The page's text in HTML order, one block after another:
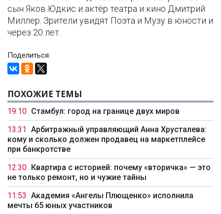
сын Яков Юдкис и актёр театра и кино Дмитрий
Миллер. Зрители увидят Поэта и Музу в юности и
через 20 лет.
Поделиться:
ПОХОЖИЕ ТЕМЫ
19:10 Стамбул: город на границе двух миров
13:31 Арбитражный управляющий Анна Хрусталева:
кому и сколько должен продавец на маркетплейсе
при банкротстве
12:30 Квартира с историей: почему «вторичка» — это
не только ремонт, но и чужие тайны
11:53 Академия «Ангелы Плющенко» исполнила
мечты 65 юных участников